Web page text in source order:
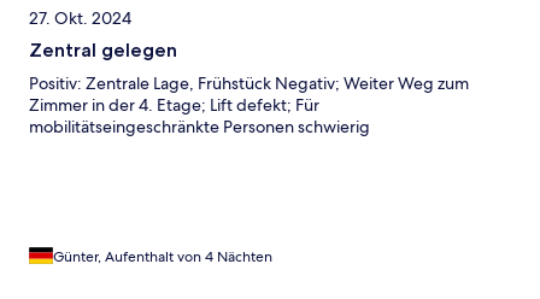
27. Okt. 2024
Zentral gelegen
Positiv: Zentrale Lage, Frühstück Negativ; Weiter Weg zum
Zimmer in der 4. Etage; Lift defekt; Für
mobilitätseingeschränkte Personen schwierig
Günter, Aufenthalt von 4 Nächten